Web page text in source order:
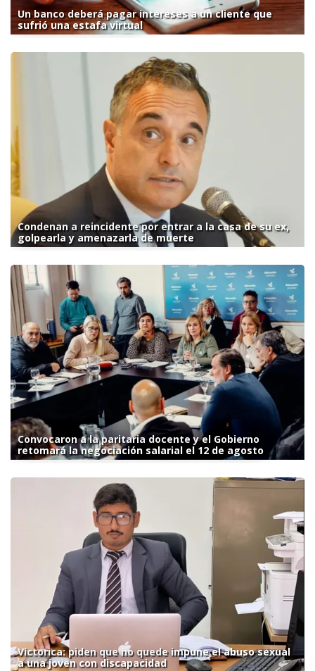
Un banco deberá pagar intereses a un cliente que
sufrió una estafa virtual
Condenan a reincidente por entrar a la casa de su ex,
golpearla y amenazarla de muerte
Convocaron a la paritaria docente y el Gobierno
retomará la negociación salarial el 12 de agosto
Victorica: piden que no quede impune el abuso sexual
a una joven con discapacidad